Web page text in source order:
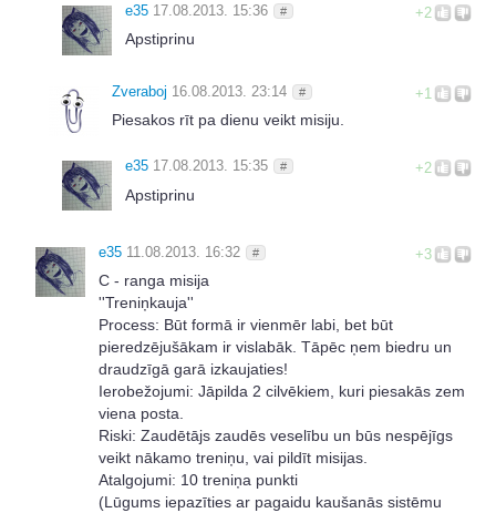
+2
e35 17.08.2013. 15:36 #
Apstiprinu
+1
Zveraboj 16.08.2013. 23:14 #
Piesakos rīt pa dienu veikt misiju.
+2
e35 17.08.2013. 15:35 #
Apstiprinu
+3
e35 11.08.2013. 16:32 #
C - ranga misija
''Treniņkauja''
Process: Būt formā ir vienmēr labi, bet būt
pieredzējušākam ir vislabāk. Tāpēc ņem biedru un
draudzīgā garā izkaujaties!
Ierobežojumi: Jāpilda 2 cilvēkiem, kuri piesakās zem
viena posta.
Riski: Zaudētājs zaudēs veselību un būs nespējīgs
veikt nākamo treniņu, vai pildīt misijas.
Atalgojumi: 10 treniņa punkti
(Lūgums iepazīties ar pagaidu kaušanās sistēmu